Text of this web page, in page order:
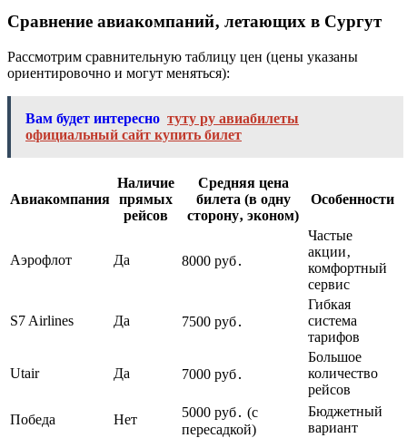
Сравнение авиакомпаний‚ летающих в Сургут
Рассмотрим сравнительную таблицу цен (цены указаны
ориентировочно и могут меняться):
Вам будет интересно туту ру авиабилеты
официальный сайт купить билет
Авиакомпания
Наличие
прямых
рейсов
Средняя цена
билета (в одну
сторону‚ эконом)
Особенности
Аэрофлот Да 8000 руб․
Частые
акции‚
комфортный
сервис
S7 Airlines Да 7500 руб․
Гибкая
система
тарифов
Utair Да 7000 руб․
Большое
количество
рейсов
Победа
Нет
5000 руб․ (с
пересадкой)
Бюджетный
вариант